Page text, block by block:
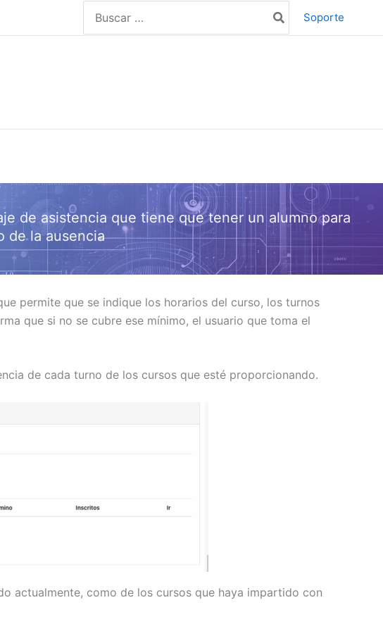
for:
Soporte
de asistencia que tiene que tener un alumno para
de la ausencia
permite que se indique los horarios del curso, los turnos
que si no se cubre ese mínimo, el usuario que toma el
de cada turno de los cursos que esté proporcionando.
actualmente, como de los cursos que haya impartido con